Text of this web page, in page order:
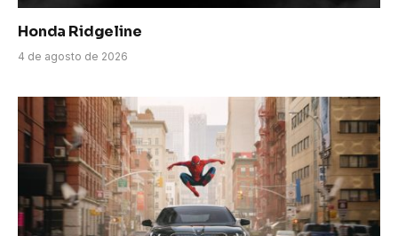
Honda Ridgeline
4 de agosto de 2026